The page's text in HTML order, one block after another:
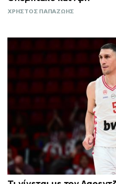
ΧΡΗΣΤΟΣ ΠΑΠΑΖΩΗΣ